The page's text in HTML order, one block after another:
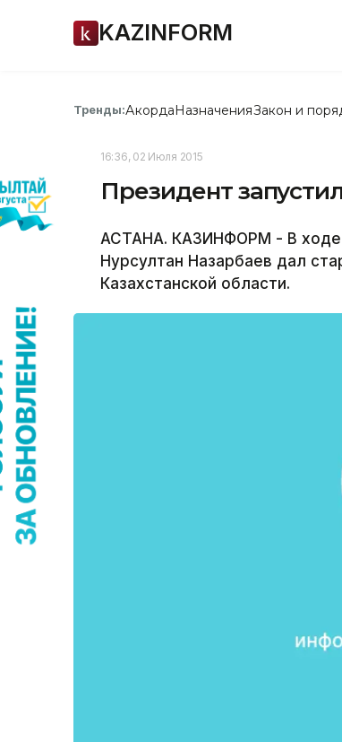
KAZINFORM
Тренды:АкордаНазначенияЗакон и
16:36, 02 Июля 2015
Президент
АСТАНА. КАЗИНФОРМ - В ходе
Нурсултан Назарбаев дал
Казахстанской области.